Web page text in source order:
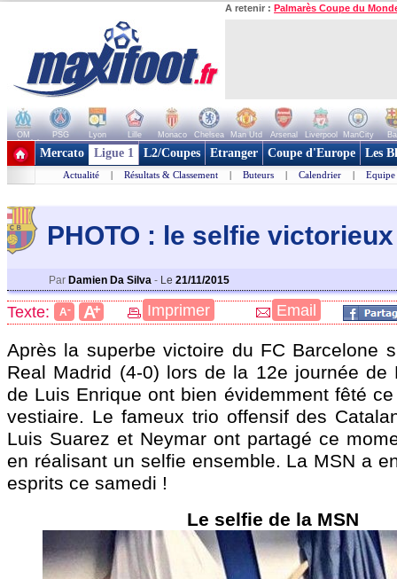
A retenir : Palmarès Coupe du
OM PSG Lyon Lille Monaco Chelsea Man Utd Arsenal Liverpool ManCity
+ de clubs
Mercato Ligue 1 L2/Coupes Etranger Coupe d'Europe Les
Actualité | Résultats & Classement | Buteurs | Calendrier | Equipe
PHOTO : le selfie
Par Damien Da Silva - Le 21/11/2015
Texte: A- A+ Imprimer Email
Après la superbe victoire du FC Barcelone
Real Madrid (4-0) lors de la 12e journée de
de Luis Enrique ont bien évidemment fêté
vestiaire. Le fameux trio offensif des
Luis Suarez et Neymar ont partagé ce
en réalisant un selfie ensemble. La MSN a
esprits ce samedi !
Le selfie de la MSN